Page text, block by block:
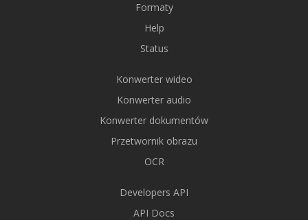
Formaty
Help
Status
Konwerter wideo
Konwerter audio
Konwerter dokumentów
Przetwornik obrazu
OCR
Developers API
API Docs